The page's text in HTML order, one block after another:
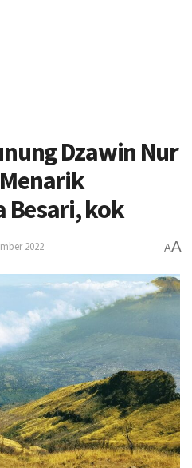
Dzawin Nur
Besari, kok
2022 AA